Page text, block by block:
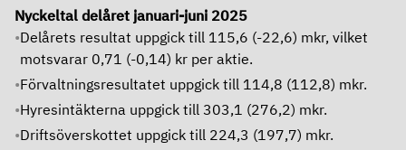
Nyckeltal delåret januari-juni 2025
Delårets resultat uppgick till 115,6 (-22,6) mkr, vilket
motsvarar 0,71 (-0,14) kr per aktie.
Förvaltningsresultatet uppgick till 114,8 (112,8) mkr.
Hyresintäkterna uppgick till 303,1 (276,2) mkr.
Driftsöverskottet uppgick till 224,3 (197,7) mkr.